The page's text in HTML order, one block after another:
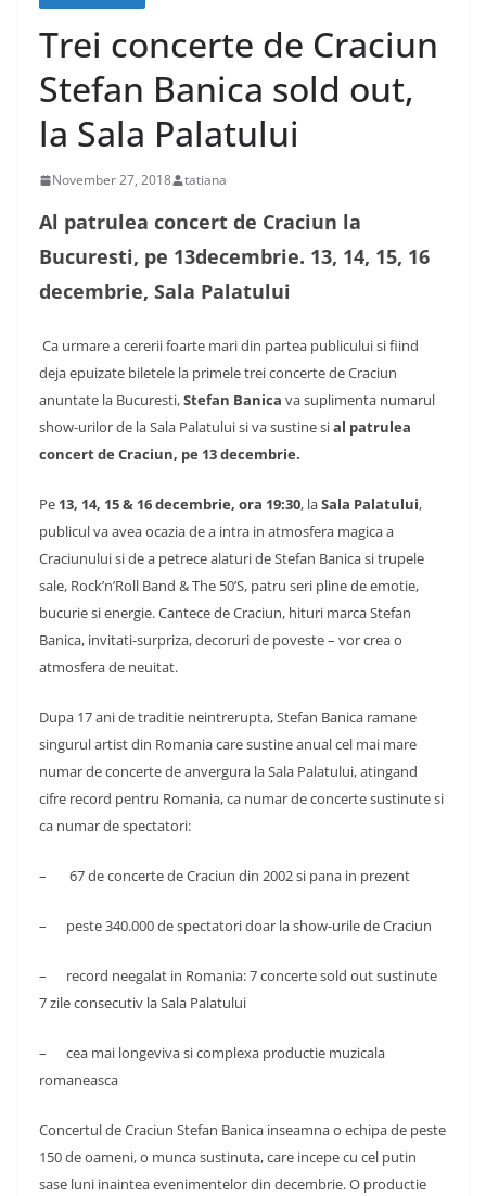
Trei concerte de Craciun
Stefan Banica sold out,
la Sala Palatului
November 27, 2018 tatiana
Al patrulea concert de Craciun la
Bucuresti, pe 13decembrie. 13, 14, 15, 16
decembrie, Sala Palatului
Ca urmare a cererii foarte mari din partea publicului si fiind
deja epuizate biletele la primele trei concerte de Craciun
anuntate la Bucuresti,Stefan Banica va suplimenta numarul
show-urilor de la Sala Palatului si va sustine sial patrulea
concert de Craciun, pe 13 decembrie.
Pe 13, 14, 15 & 16 decembrie, ora 19:30, laSala Palatului,
publicul va avea ocazia de a intra in atmosfera magica a
Craciunului si de a petrece alaturi de Stefan Banica si trupele
sale, Rock’n’Roll Band & The 50’S, patru seri pline de emotie,
bucurie si energie.Cantece de Craciun, hituri marca Stefan
Banica, invitati-surpriza, decoruri de poveste – vor crea o
atmosfera de neuitat.
Dupa 17 ani de traditie neintrerupta, Stefan Banica ramane
singurul artist din Romania care sustine anual cel mai mare
numar de concerte de anvergura la Sala Palatului, atingand
cifre record pentru Romania, ca numar de concerte sustinute si
ca numar de spectatori:
– 67 de concerte de Craciun din 2002 si pana in prezent
– peste 340.000 de spectatori doar la show-urile de Craciun
– record neegalat in Romania: 7 concerte sold out sustinute
7 zile consecutiv la Sala Palatului
– cea mai longeviva si complexa productie muzicala
romaneasca
Concertul de Craciun Stefan Banica inseamna o echipa de peste
150 de oameni, o munca sustinuta, care incepe cu cel putin
sase luni inaintea evenimentelor din decembrie. O productie